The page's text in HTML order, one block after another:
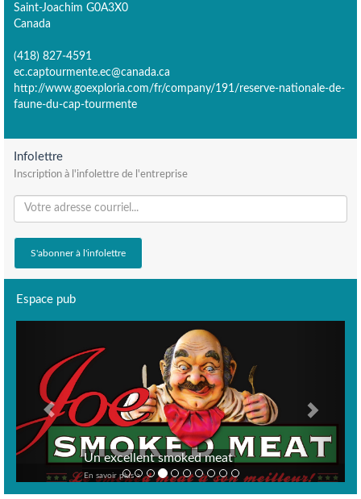
Saint-Joachim G0A3X0
Canada
(418) 827-4591
ec.captourmente.ec@canada.ca
http://www.goexploria.com/fr/company/191/reserve-nationale-de-
faune-du-cap-tourmente
Infolettre
Inscription à l'infolettre de l'entreprise
Espace pub
Un excellent smoked meat
En savoir plus >